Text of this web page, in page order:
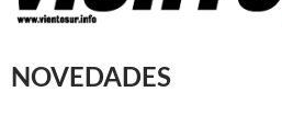
NOVEDADES